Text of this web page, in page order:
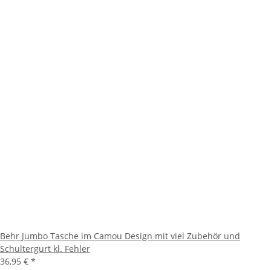
Behr Jumbo Tasche im Camou Design mit viel Zubehör und
Schultergurt kl. Fehler
36,95 € *